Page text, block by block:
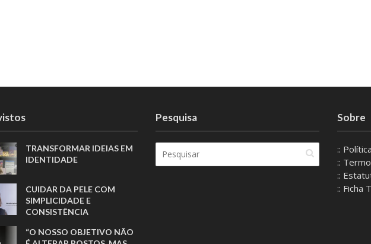
TRANSFORMAR IDEIAS EM
IDENTIDADE
CUIDAR DA PELE COM
SIMPLICIDADE E
CONSISTÊNCIA
“O NOSSO OBJETIVO NÃO
Pesquisa Sobre
::
::
::
:: Ficha